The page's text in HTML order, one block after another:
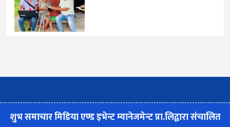
शुभ समाचार मिडिया एण्ड इभेन्ट म्यानेजमेन्ट प्रा.लिद्वारा संचालित